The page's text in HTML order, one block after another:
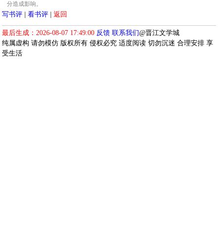
分造成影响。
写书评 看书评 返回
最后生成：2026-08-07 17:49:00 反馈 联系我们@晋江文学城
纯属虚构 请勿模仿 版权所有 侵权必究 适度阅读 切勿沉迷 合理安排 享
受生活